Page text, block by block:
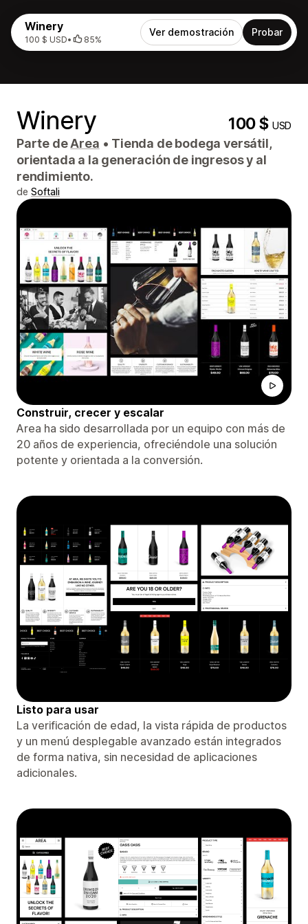
Winery
100 $ USD• 85%
Ver demostración Probar
Winery 100 $USD
Parte deArea • Tienda de bodega versátil,
orientada a la generación de ingresos y al
rendimiento.
de Softali
Construir, crecer y escalar
Area ha sido desarrollada por un equipo con más de
20 años de experiencia, ofreciéndole una solución
potente y orientada a la conversión.
Listo para usar
La verificación de edad, la vista rápida de productos
y un menú desplegable avanzado están integrados
de forma nativa, sin necesidad de aplicaciones
adicionales.